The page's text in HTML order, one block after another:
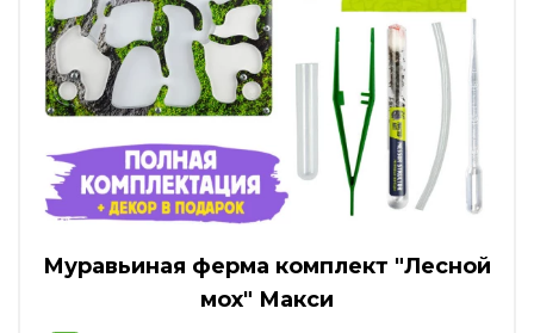
Муравьиная ферма комплект "Лесной
мох" Макси